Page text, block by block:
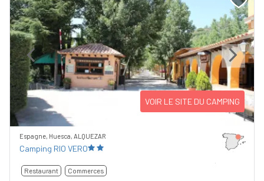
Previous Next
VOIR LE SITE DU CAMPING
Espagne, Huesca, ALQUEZAR
Camping RIO VERO
Restaurant Commerces